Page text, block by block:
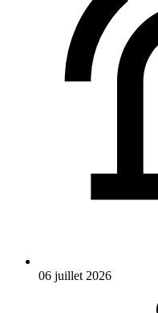
06 juillet 2026